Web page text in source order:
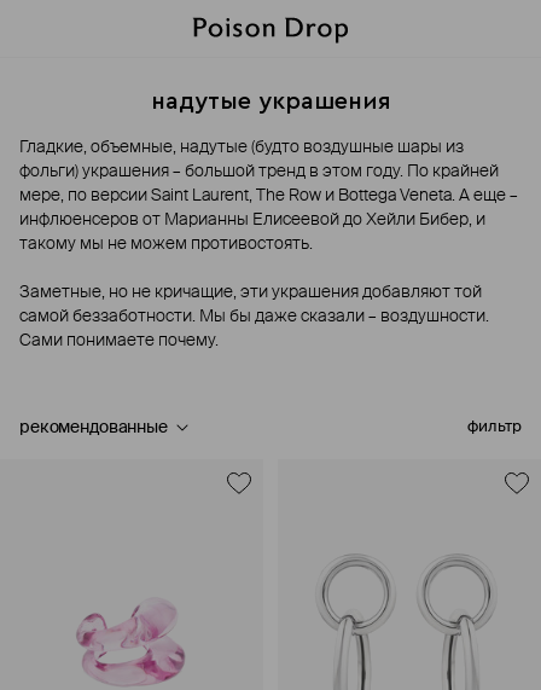
надутые украшения
Гладкие, объемные, надутые (будто воздушные шары из
фольги) украшения – большой тренд в этом году. По крайней
мере, по версии Saint Laurent, The Row и Bottega Veneta. А еще –
инфлюенсеров от Марианны Елисеевой до Хейли Бибер, и
такому мы не можем противостоять.
Заметные, но не кричащие, эти украшения добавляют той
самой беззаботности. Мы бы даже сказали – воздушности.
Сами понимаете почему.
фильтр
рекомендованные